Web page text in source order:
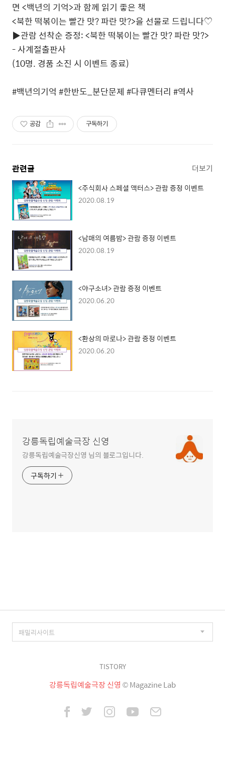
면 <백년의 기억>과 함께 읽기 좋은 책
<북한 떡볶이는 빨간 맛? 파란 맛?>을 선물로 드립니다♡
▶관람 선착순 증정: <북한 떡볶이는 빨간 맛? 파란 맛?>
- 사계절출판사
(10명. 경품 소진 시 이벤트 종료)
#백년의기억 #한반도_분단문제 #다큐멘터리 #역사
공감 구독하기
관련글 더보기
<주식회사 스페셜 액터스> 관람 증정 이벤트
2020.08.19
<남매의 여름밤> 관람 증정 이벤트
2020.08.19
<야구소녀> 관람 증정 이벤트
2020.06.20
<환상의 마로나> 관람 증정 이벤트
2020.06.20
강릉독립예술극장 신영
강릉독립예술극장신영 님의 블로그입니다.
구독하기
TISTORY
강릉독립예술극장 신영 © Magazine Lab